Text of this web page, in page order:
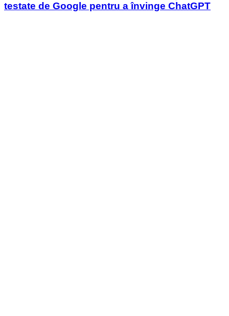
testate de Google pentru a învinge ChatGPT